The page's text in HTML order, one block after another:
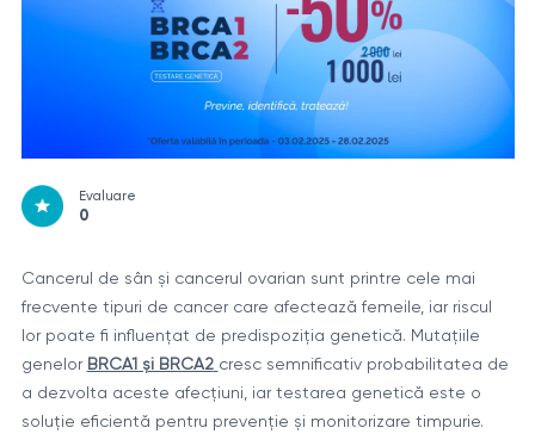
Evaluare
0
Cancerul de sân și cancerul ovarian sunt printre cele mai
frecvente tipuri de cancer care afectează femeile, iar riscul
lor poate fi influențat de predispoziția genetică. Mutațiile
genelor BRCA1 și BRCA2 cresc semnificativ probabilitatea de
a dezvolta aceste afecțiuni, iar testarea genetică este o
soluție eficientă pentru prevenție și monitorizare timpurie.